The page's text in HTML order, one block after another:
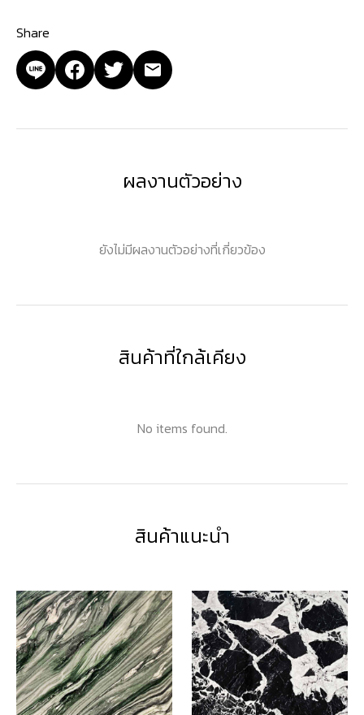
Share
ผลงานตัวอย่าง
ยังไม่มีผลงานตัวอย่างที่เกี่ยวข้อง
สินค้าที่ใกล้เคียง
No items found.
สินค้าแนะนำ